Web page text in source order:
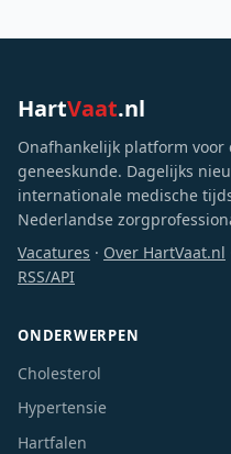
HartVaat.nl
Onafhankelijk platform voor
geneeskunde. Dagelijks
internationale medische
Nederlandse
Vacatures · Over HartVaat.nl
RSS/API
ONDERWERPEN
Cholesterol
Hypertensie
Hartfalen